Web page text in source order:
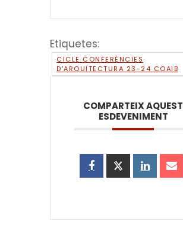
Etiquetes:
CICLE CONFERÈNCIES
D'ARQUITECTURA 23-24 COAIB
COMPARTEIX AQUEST
ESDEVENIMENT